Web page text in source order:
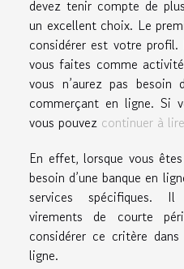
devez tenir compte de
un excellent choix. Le
considérer est votre
vous faites comme
vous n’aurez pas besoin
commerçant en ligne. Si
vous pouvez continuer à
En effet, lorsque vous
besoin d’une banque en
services spécifiques.
virements de courte
considérer ce critère
ligne.